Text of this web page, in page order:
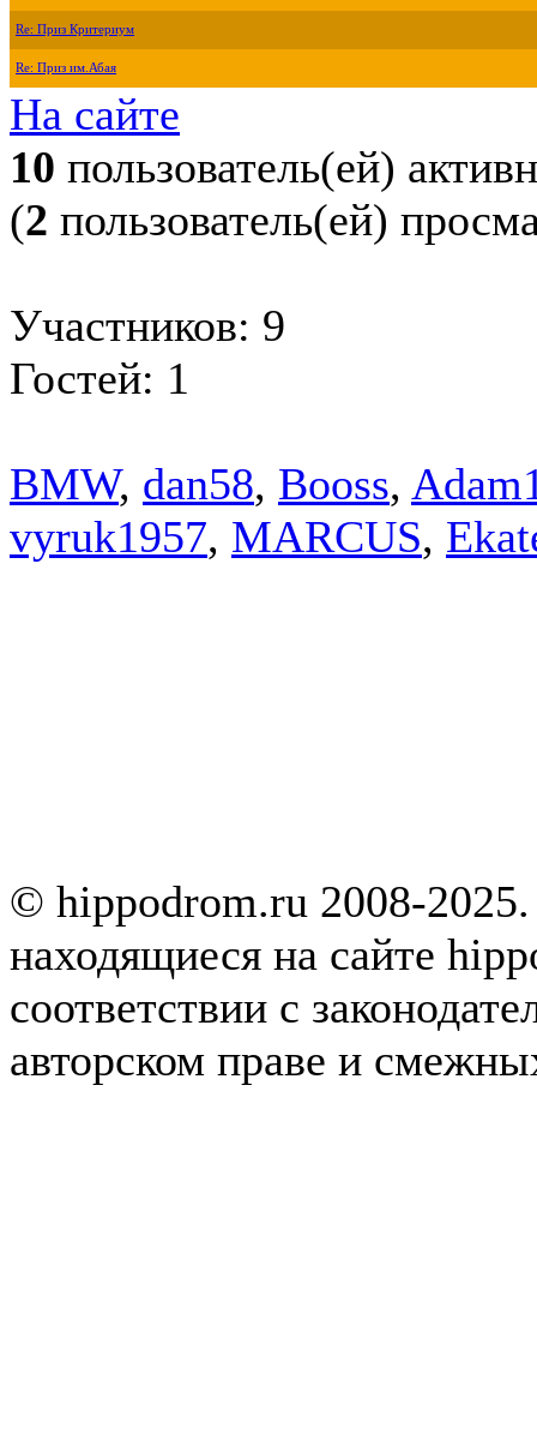
Re: Приз Критериум
Re: Приз им.Абая
На сайте
10 пользователь(ей)
(2 пользователь(ей)
Участников: 9
Гостей: 1
BMW, dan58, Booss,
vyruk1957, MARCUS,
© hippodrom.ru 2008-
находящиеся на сайте
соответствии с
авторском праве и